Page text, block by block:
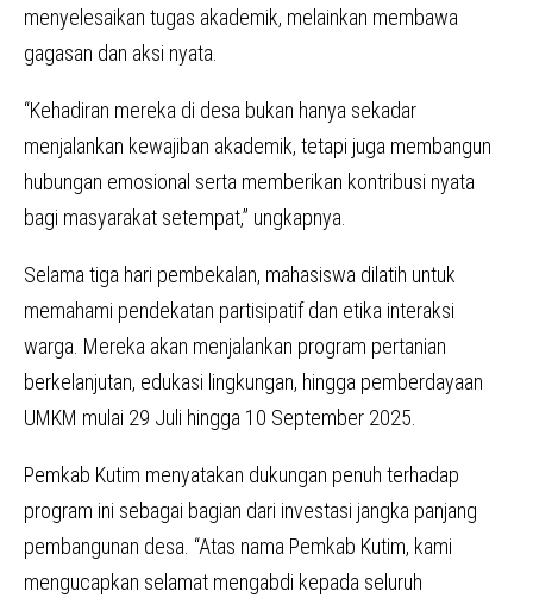
menyelesaikan tugas akademik, melainkan membawa
gagasan dan aksi nyata.
“Kehadiran mereka di desa bukan hanya sekadar
menjalankan kewajiban akademik, tetapi juga membangun
hubungan emosional serta memberikan kontribusi nyata
bagi masyarakat setempat,” ungkapnya.
Selama tiga hari pembekalan, mahasiswa dilatih untuk
memahami pendekatan partisipatif dan etika interaksi
warga. Mereka akan menjalankan program pertanian
berkelanjutan, edukasi lingkungan, hingga pemberdayaan
UMKM mulai 29 Juli hingga 10 September 2025.
Pemkab Kutim menyatakan dukungan penuh terhadap
program ini sebagai bagian dari investasi jangka panjang
pembangunan desa. “Atas nama Pemkab Kutim, kami
mengucapkan selamat mengabdi kepada seluruh